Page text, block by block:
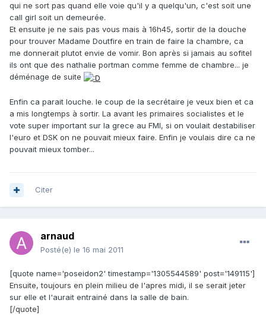
qui ne sort pas quand elle voie qu'il y a quelqu'un, c'est soit une
call girl soit un demeurée.
Et ensuite je ne sais pas vous mais à 16h45, sortir de la douche
pour trouver Madame Doutfire en train de faire la chambre, ca
me donnerait plutot envie de vomir. Bon après si jamais au sofitel
ils ont que des nathalie portman comme femme de chambre... je
déménage de suite
Enfin ca parait louche. le coup de la secrétaire je veux bien et ca
a mis longtemps à sortir. La avant les primaires socialistes et le
vote super important sur la grece au FMI, si on voulait destabiliser
l'euro et DSK on ne pouvait mieux faire. Enfin je voulais dire ca ne
pouvait mieux tomber...
Citer
arnaud
Posté(e) le 16 mai 2011
[quote name='poseidon2' timestamp='1305544589' post='149115']
Ensuite, toujours en plein milieu de l'apres midi, il se serait jeter
sur elle et l'aurait entrainé dans la salle de bain.
[/quote]